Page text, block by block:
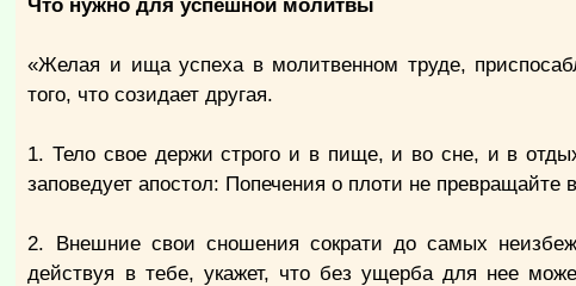
Что нужно для успешной молитвы
«Желая и ища успеха в молитвенном труде,
того, что созидает другая.
1. Тело свое держи строго и в пище, и во сне, и в
заповедует апостол: Попечения о плоти не
2. Внешние свои сношения сократи до самых
действуя в тебе, укажет, что без ущерба для нее